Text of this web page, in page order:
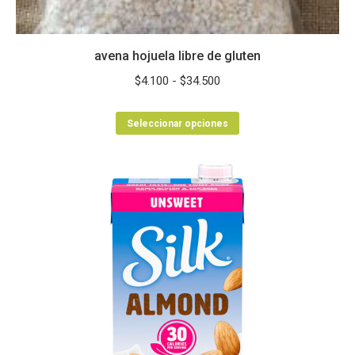
avena hojuela libre de gluten
$4.100 - $34.500
precios:
$4.100
hasta
$34.500
Seleccionar opciones
múltiples
variantes.
Las
opciones
se
pueden
en